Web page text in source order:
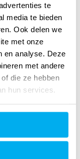
te
media te bieden
Ook delen we
met onze
en analyse. Deze
met andere
die ze hebben
hun services.